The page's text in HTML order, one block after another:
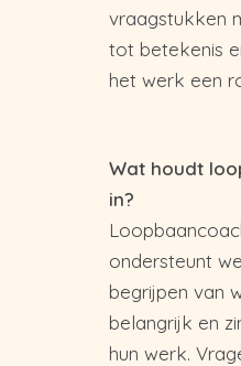
vraagstukken
tot betekenis
het werk een
Wat houdt
in?
ondersteunt
begrijpen van
belangrijk en
hun werk.